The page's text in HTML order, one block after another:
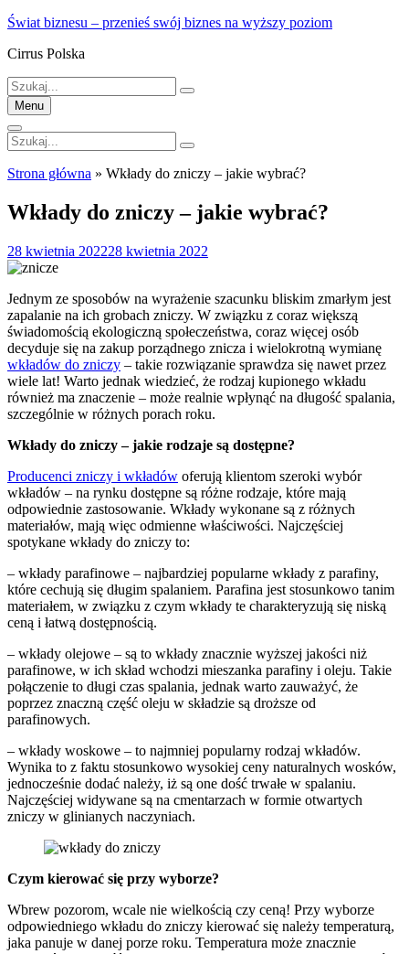
Skip
content
Świat biznesu – przenieś swój biznes na wyższy poziom
Cirrus Polska
Szukaj:
Menu
Szukaj:
Strona główna » Wkłady do zniczy – jakie wybrać?
Wkłady do zniczy – jakie wybrać?
Posted
on
28 kwietnia 202228 kwietnia 2022
Jednym ze sposobów na wyrażenie szacunku bliskim zmarłym jest
zapalanie na ich grobach zniczy. W związku z coraz większą
świadomością ekologiczną społeczeństwa, coraz więcej osób
decyduje się na zakup porządnego znicza i wielokrotną wymianę
wkładów do zniczy – takie rozwiązanie sprawdza się nawet przez
wiele lat! Warto jednak wiedzieć, że rodzaj kupionego wkładu
również ma znaczenie – może realnie wpłynąć na długość spalania,
szczególnie w różnych porach roku.
Wkłady do zniczy – jakie rodzaje są dostępne?
Producenci zniczy i wkładów oferują klientom szeroki wybór
wkładów – na rynku dostępne są różne rodzaje, które mają
odpowiednie zastosowanie. Wkłady wykonane są z różnych
materiałów, mają więc odmienne właściwości. Najczęściej
spotykane wkłady do zniczy to:
– wkłady parafinowe – najbardziej popularne wkłady z parafiny,
które cechują się długim spalaniem. Parafina jest stosunkowo tanim
materiałem, w związku z czym wkłady te charakteryzują się niską
ceną i łatwą dostępnością.
– wkłady olejowe – są to wkłady znacznie wyższej jakości niż
parafinowe, w ich skład wchodzi mieszanka parafiny i oleju. Takie
połączenie to długi czas spalania, jednak warto zauważyć, że
poprzez znaczną część oleju w składzie są droższe od
parafinowych.
– wkłady woskowe – to najmniej popularny rodzaj wkładów.
Wynika to z faktu stosunkowo wysokiej ceny naturalnych wosków,
jednocześnie dodać należy, iż są one dość trwałe w spalaniu.
Najczęściej widywane są na cmentarzach w formie otwartych
zniczy w glinianych naczyniach.
Czym kierować się przy wyborze?
Wbrew pozorom, wcale nie wielkością czy ceną! Przy wyborze
odpowiedniego wkładu do zniczy kierować się należy temperaturą,
jaka panuje w danej porze roku. Temperatura może znacznie